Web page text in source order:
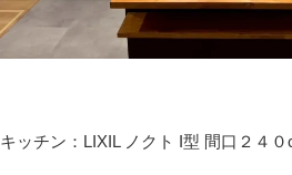
キッチン：LIXIL ノクト I型 間口２４０